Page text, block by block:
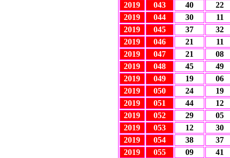
2019
043 40
22
2019
044 30
11
2019
045 37
32
2019
046 21
11
2019
047 21
08
2019
048 45
49
2019
049 19
06
2019
050 24
19
2019
051 44
12
2019
052 29
05
2019
053 12
30
2019
054 38
37
2019
055 09
41